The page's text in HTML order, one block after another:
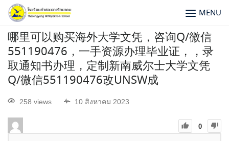
MENU
哪里可以购买海外大学文凭，咨询Q/微信
551190476，一手资源办理毕业证，，录
取通知书办理，定制新南威尔士大学文凭
Q/微信551190476改UNSW成
258 views 10 สิงหาคม 2023
0